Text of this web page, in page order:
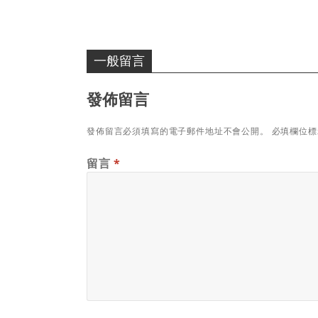
一般留言
發佈留言
發佈留言必須填寫的電子郵件地址不會公開。 必填欄位
留言 *